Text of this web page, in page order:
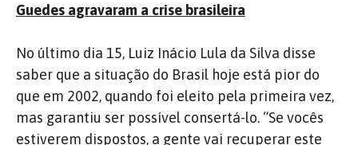
Guedes agravaram a crise brasileira
No último dia 15, Luiz Inácio Lula da Silva disse
saber que a situação do Brasil hoje está pior do
que em 2002, quando foi eleito pela primeira vez,
mas garantiu ser possível consertá-lo. “Se vocês
estiverem dispostos, a gente vai recuperar este